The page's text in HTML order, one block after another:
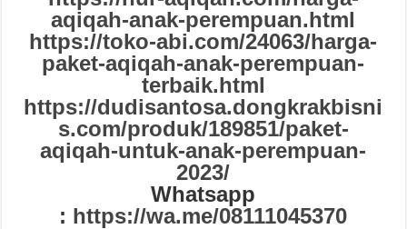
aqiqah-anak-perempuan.html
https://toko-abi.com/24063/harga-
paket-aqiqah-anak-perempuan-
terbaik.html
https://dudisantosa.dongkrakbisni
s.com/produk/189851/paket-
aqiqah-untuk-anak-perempuan-
2023/
Whatsapp
: https://wa.me/08111045370